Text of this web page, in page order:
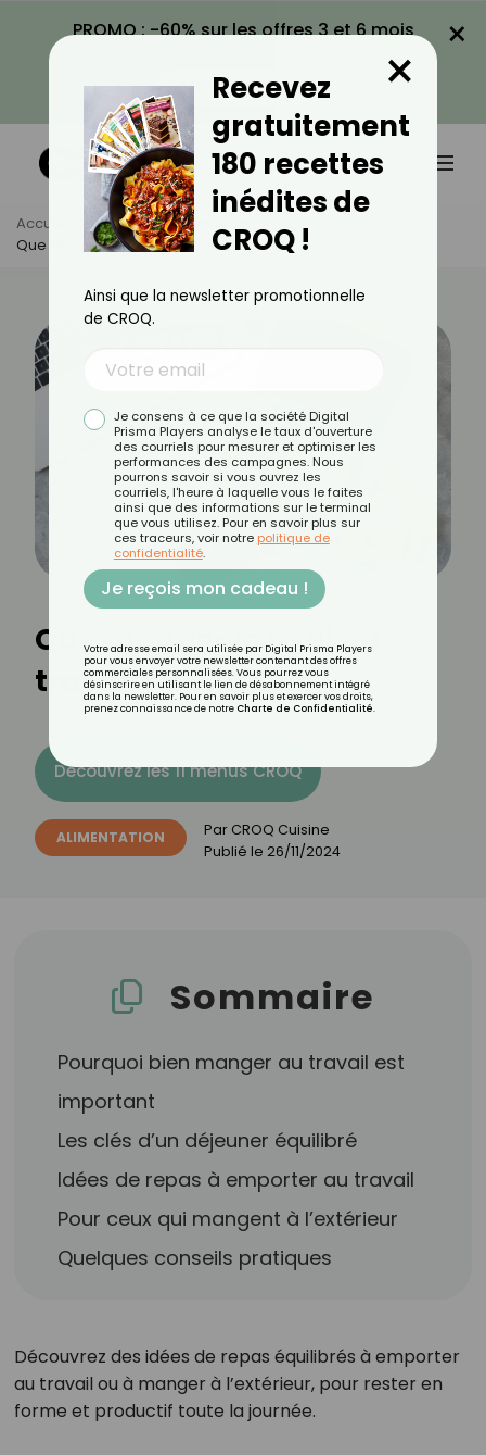
PROMO : -60% sur les offres 3 et 6 mois
VOIR LA PROMO
×
Accueil Actus
Alimentation
Que Manger Le Midi Au Travail ?
Que manger le midi au
travail ?
Découvrez les 11 menus CROQ
ALIMENTATION Par CROQ Cuisine
Publié le 26/11/2024
Sommaire
Pourquoi bien manger au travail est
important
Les clés d’un déjeuner équilibré
Idées de repas à emporter au travail
Pour ceux qui mangent à l’extérieur
Quelques conseils pratiques
Découvrez des idées de repas équilibrés à emporter
au travail ou à manger à l’extérieur, pour rester en
forme et productif toute la journée.
Recevez
gratuitement
180 recettes
inédites de
CROQ !
×
Ainsi que la newsletter promotionnelle
de CROQ.
Je consens à ce que la société Digital
Prisma Players analyse le taux d'ouverture
des courriels pour mesurer et optimiser les
performances des campagnes. Nous
pourrons savoir si vous ouvrez les
courriels, l'heure à laquelle vous le faites
ainsi que des informations sur le terminal
que vous utilisez. Pour en savoir plus sur
ces traceurs, voir notre politique de
confidentialité.
Je reçois mon cadeau !
Votre adresse email sera utilisée par Digital Prisma Players
pour vous envoyer votre newsletter contenant des offres
commerciales personnalisées. Vous pourrez vous
désinscrire en utilisant le lien de désabonnement intégré
dans la newsletter. Pour en savoir plus et exercer vos droits,
prenez connaissance de notre Charte de Confidentialité.